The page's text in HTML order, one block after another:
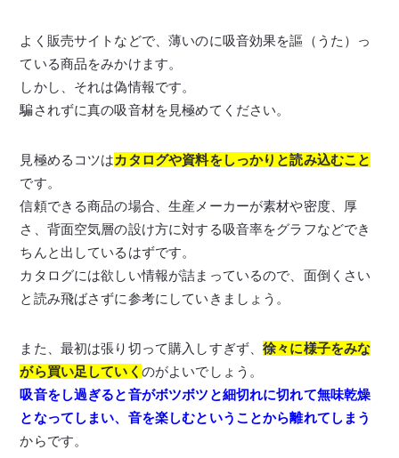
よく販売サイトなどで、薄いのに吸音効果を謳（うた）っ
ている商品をみかけます。
しかし、それは偽情報です。
騙されずに真の吸音材を見極めてください。
見極めるコツはカタログや資料をしっかりと読み込むこと
です。
信頼できる商品の場合、生産メーカーが素材や密度、厚
さ、背面空気層の設け方に対する吸音率をグラフなどでき
ちんと出しているはずです。
カタログには欲しい情報が詰まっているので、面倒くさい
と読み飛ばさずに参考にしていきましょう。
また、最初は張り切って購入しすぎず、徐々に様子をみな
がら買い足していく のがよいでしょう。
吸音をし過ぎると音がボツボツと細切れに切れて無味乾燥
となってしまい、音を楽しむということから離れてしまう
からです。